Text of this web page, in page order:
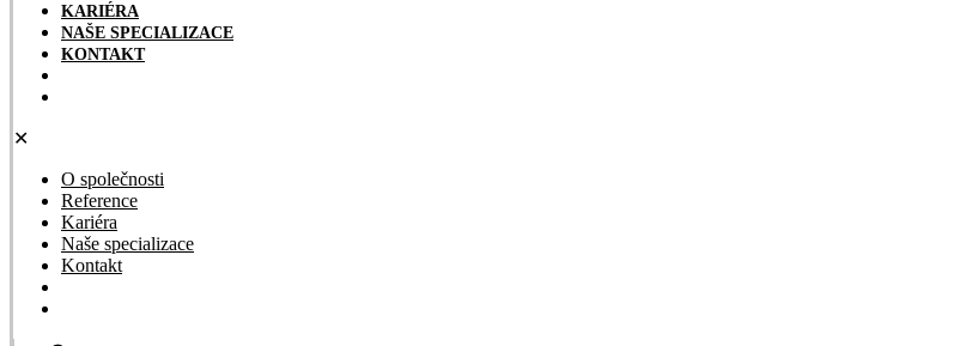
KARIÉRA
NAŠE SPECIALIZACE
KONTAKT
✕
O společnosti
Reference
Kariéra
Naše specializace
Kontakt